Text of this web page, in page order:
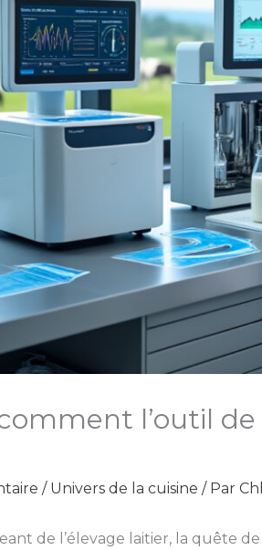
l’outil
/ Univers de la cuisine / Par
de l’élevage laitier, la quête